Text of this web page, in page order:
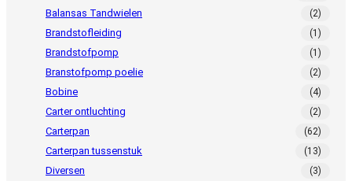
Balansas Tandwielen (2)
Brandstofleiding (1)
Brandstofpomp (1)
Branstofpomp poelie (2)
Bobine (4)
Carter ontluchting (2)
Carterpan (62)
Carterpan tussenstuk (13)
Diversen (3)